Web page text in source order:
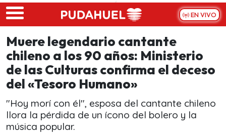
Skip to main content
EN VIVO
Muere legendario cantante
chileno a los 90 años: Ministerio
de las Culturas confirma el deceso
del «Tesoro Humano»
"Hoy morí con él", esposa del cantante chileno
llora la pérdida de un ícono del bolero y la
música popular.